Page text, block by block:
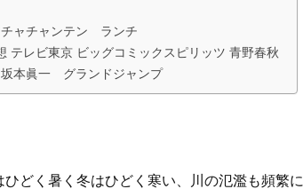
ャチャンテン ランチ
テレビ東京 ビッグコミックスピリッツ 青野春秋
本眞一 グランドジャンプ
どく暑く冬はひどく寒い、川の氾濫も頻繁に